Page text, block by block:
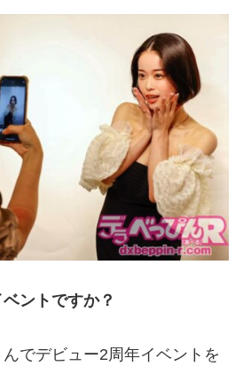
ントですか？
んでデビュー2周年イベントを